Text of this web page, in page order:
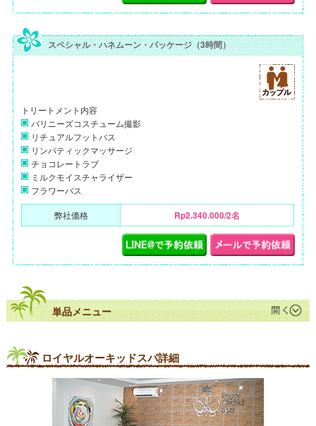
スペシャル・ハネムーン・パッケージ（3時間）
トリートメント内容
バリニーズコスチューム撮影
リチュアルフットバス
リンパティックマッサージ
チョコレートラブ
ミルクモイスチャライザー
フラワーバス
弊社価格 Rp2.340.000/2名
単品メニュー
ロイヤルオーキッドスパ詳細